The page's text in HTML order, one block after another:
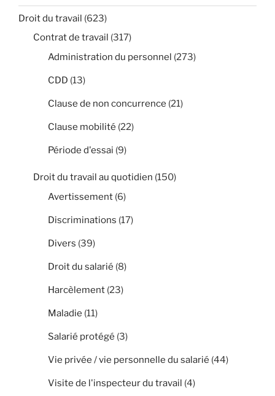
Droit du travail (623)
Contrat de travail (317)
Administration du personnel (273)
CDD (13)
Clause de non concurrence (21)
Clause mobilité (22)
Période d'essai (9)
Droit du travail au quotidien (150)
Avertissement (6)
Discriminations (17)
Divers (39)
Droit du salarié (8)
Harcèlement (23)
Maladie (11)
Salarié protégé (3)
Vie privée / vie personnelle du salarié (44)
Visite de l'inspecteur du travail (4)